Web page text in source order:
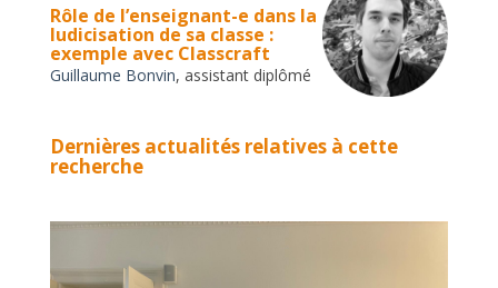
Rôle de l’enseignant-e dans la
ludicisation de sa classe :
exemple avec Classcraft
Guillaume Bonvin, assistant diplômé
Dernières actualités relatives à cette
recherche